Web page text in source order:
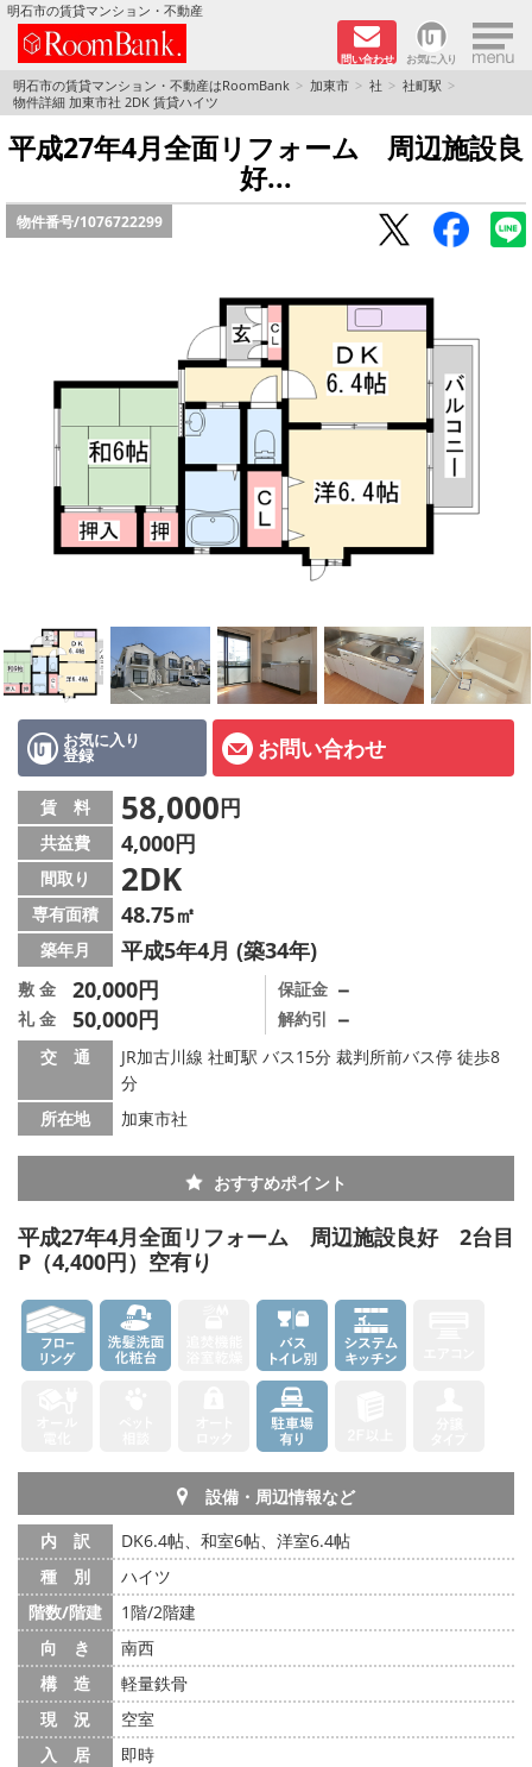
明石市の賃貸マンション・不動産
問い合わせ お気に入り ×
TOPページ
分譲マンションシリーズ
リノベーション物件
オートロック付き物件特集
地域から探す
地図から探す
オーナー様へ
LINE公式アカウント
店舗情報·アクセス
会社概要
メールでお問い合わせ
明石市の賃貸マンション・不動産はRoomBank 加東市 社
社町駅
物件詳細 加東市社 2DK 賃貸ハイツ
平成27年4月全面リフォーム 周辺施設良
好...
物件番号/1076722299
お気に入り
登録 お問い合わせ
賃 料 58,000円
共益費 4,000円
間取り 2DK
専有面積 48.75㎡
築年月 平成5年4月 (築34年)
敷 金 20,000円
礼 金 50,000円
保証金 －
解約引 －
交 通
JR加古川線 社町駅 バス15分 裁判所前バス停 徒歩8
分
所在地
加東市社
おすすめポイント
平成27年4月全面リフォーム 周辺施設良好 2台目
P（4,400円）空有り
設備・周辺情報など
内 訳
DK6.4帖、和室6帖、洋室6.4帖
種 別
ハイツ
階数/階建
1階/2階建
向 き
南西
構 造
軽量鉄骨
現 況
空室
入 居
即時